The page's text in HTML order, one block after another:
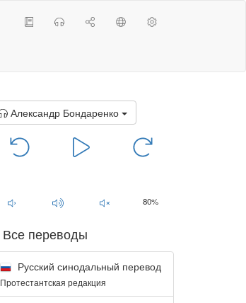
Александр Бондаренко
80%
Все переводы
Русский синодальный перевод
Протестантская редакция